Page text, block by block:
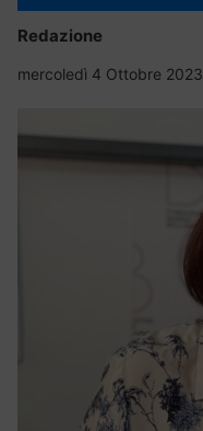
Redazione
mercoledì 4 Ottobre 2023